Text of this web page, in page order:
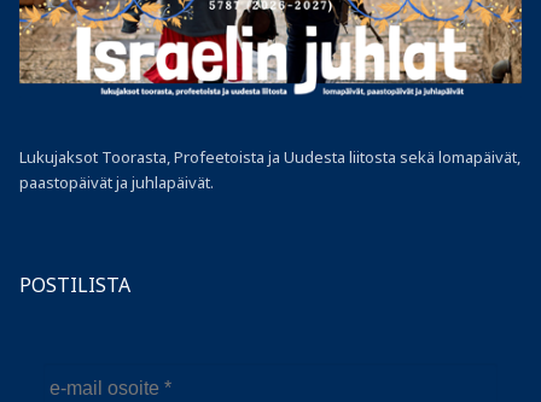
Lukujaksot Toorasta, Profeetoista ja Uudesta liitosta sekä lomapäivät,
paastopäivät ja juhlapäivät.
POSTILISTA